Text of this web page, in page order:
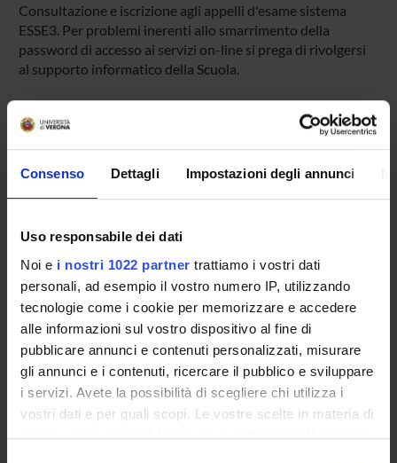
Consenso Dettagli Impostazioni degli annunci
Uso responsabile dei dati
Noi e i nostri 1022 partner trattiamo i vostri dati
personali, ad esempio il vostro numero IP, utilizzando
tecnologie come i cookie per memorizzare e accedere
alle informazioni sul vostro dispositivo al fine di
pubblicare annunci e contenuti personalizzati, misurare
gli annunci e i contenuti, ricercare il pubblico e sviluppare
i servizi. Avete la possibilità di scegliere chi utilizza i
vostri dati e per quali scopi. Le vostre scelte in materia di
privacy sono applicabili solo su questa proprietà digitale
Consultazione e iscrizione agli appelli d'esame sistema
ESSE3. Per problemi inerenti allo smarrimento della
password di accesso ai servizi on-line si prega di rivolgersi
al supporto informatico della Scuola.
Iscrizione Esami
Presentazione
Insegnamenti
Calendario didattico
Orario lezioni
Piani didattici
Calendario esami
Bacheca avvisi
Proposte tesi e stage
Organi collegiali e di governo